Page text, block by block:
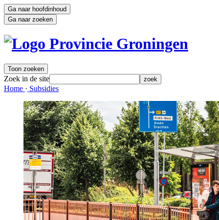
Ga naar hoofdinhoud
Ga naar zoeken
Toon zoeken
Zoek in de site zoek
Home · Subsidies